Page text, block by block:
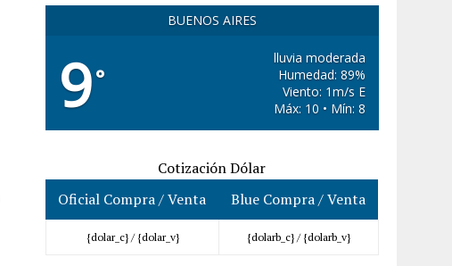
BUENOS AIRES
9°
lluvia moderada
Humedad: 89%
Viento: 1m/s E
Máx: 10 • Mín: 8
Cotización Dólar
Oficial Compra / Venta
Blue Compra / Venta
{dolar_c} / {dolar_v} {dolarb_c} / {dolarb_v}